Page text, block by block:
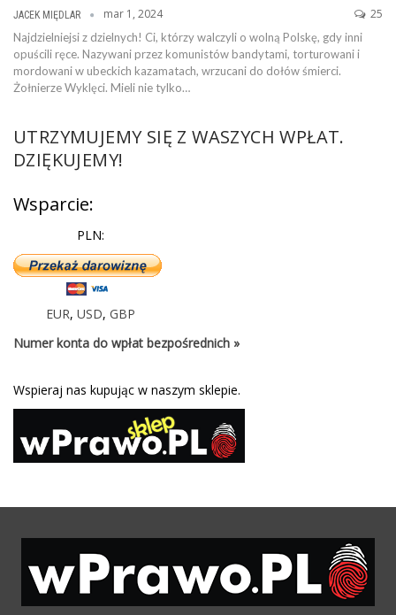
JACEK MIĘDLAR mar 1, 2024 25
Najdzielniejsi z dzielnych! Ci, którzy walczyli o wolną Polskę, gdy inni
opuścili ręce. Nazywani przez komunistów bandytami, torturowani i
mordowani w ubeckich kazamatach, wrzucani do dołów śmierci.
Żołnierze Wyklęci. Mieli nie tylko…
UTRZYMUJEMY SIĘ Z WASZYCH WPŁAT.
DZIĘKUJEMY!
Wsparcie:
PLN:
EUR, USD, GBP
Numer konta do wpłat bezpośrednich »
Wspieraj nas kupując w naszym sklepie.